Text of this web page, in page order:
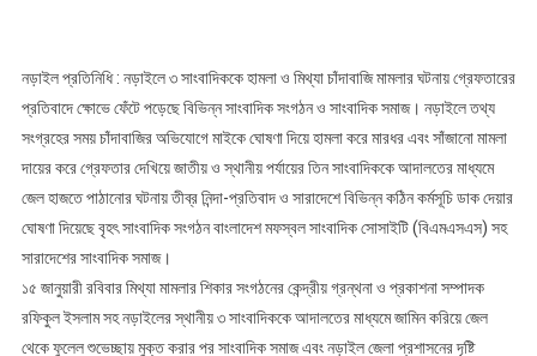
মিথ্যা
চাঁদাবাজি
নিন্দা
ও
প্রতিবাদ
নড়াইল প্রতিনিধি : নড়াইলে ৩ সাংবাদিককে হামলা ও মিথ্যা চাঁদাবাজি মামলার ঘটনায় গ্রেফতারের
প্রতিবাদে ক্ষোভে ফেঁটে পড়েছে বিভিন্ন সাংবাদিক সংগঠন ও সাংবাদিক সমাজ। নড়াইলে তথ্য
সংগ্রহের সময় চাঁদাবাজির অভিযোগে মাইকে ঘোষণা দিয়ে হামলা করে মারধর এবং সাঁজানো মামলা
দায়ের করে গ্রেফতার দেখিয়ে জাতীয় ও স্থানীয় পর্যায়ের তিন সাংবাদিককে আদালতের মাধ্যমে
জেল হাজতে পাঠানোর ঘটনায় তীব্র নিন্দা-প্রতিবাদ ও সারাদেশে বিভিন্ন কঠিন কর্মসূচি ডাক দেয়ার
ঘোষণা দিয়েছে বৃহৎ সাংবাদিক সংগঠন বাংলাদেশ মফস্বল সাংবাদিক সোসাইটি (বিএমএসএস) সহ
সারাদেশের সাংবাদিক সমাজ।
১৫ জানুয়ারী রবিবার মিথ্যা মামলার শিকার সংগঠনের কেন্দ্রীয় গ্রন্থনা ও প্রকাশনা সম্পাদক
রফিকুল ইসলাম সহ নড়াইলের স্থানীয় ৩ সাংবাদিককে আদালতের মাধ্যমে জামিন করিয়ে জেল
থেকে ফুলেল শুভেচ্ছায় মুক্ত করার পর সাংবাদিক সমাজ এবং নড়াইল জেলা প্রশাসনের দৃষ্টি